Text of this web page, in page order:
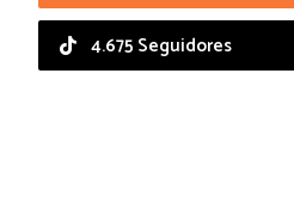
4.675 Seguidores